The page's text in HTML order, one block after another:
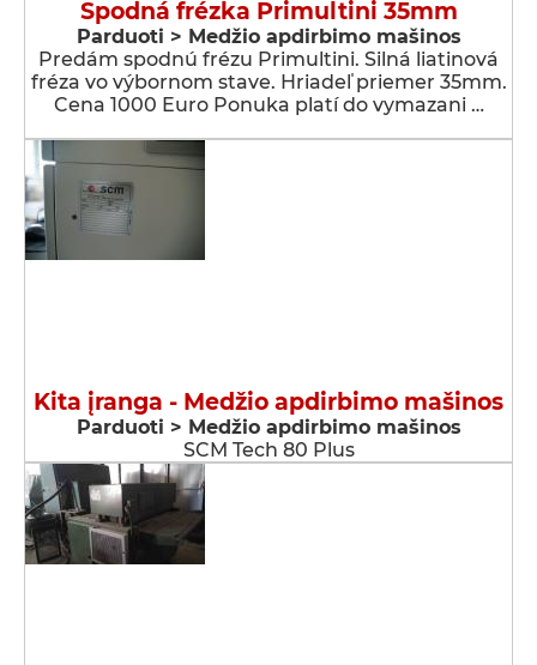
Spodná frézka Primultini 35mm
Parduoti > Medžio apdirbimo mašinos
Predám spodnú frézu Primultini. Silná liatinová
fréza vo výbornom stave. Hriadeľ priemer 35mm.
Cena 1000 Euro Ponuka platí do vymazani …
Kita įranga - Medžio apdirbimo mašinos
Parduoti > Medžio apdirbimo mašinos
SCM Tech 80 Plus